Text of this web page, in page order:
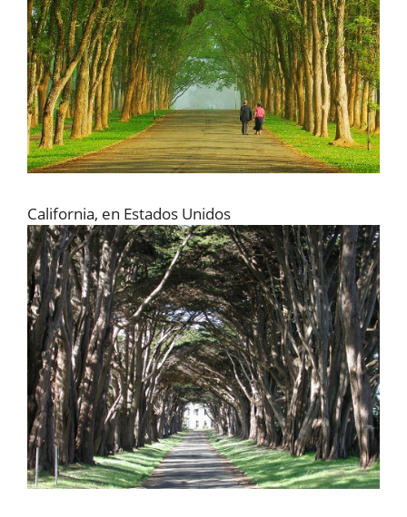
California, en Estados Unidos